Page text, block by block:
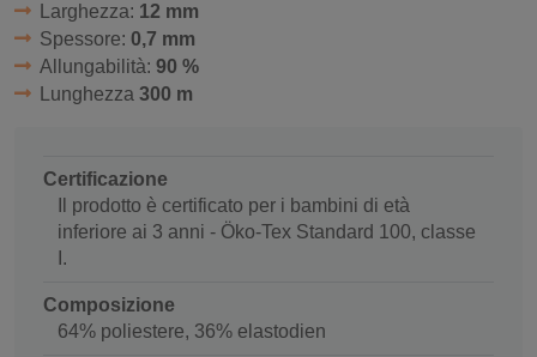
Larghezza: 12 mm
Spessore: 0,7 mm
Allungabilità: 90 %
Lunghezza 300 m
Certificazione
Il prodotto è certificato per i bambini di età
inferiore ai 3 anni - Öko-Tex Standard 100, classe
I.
Composizione
64% poliestere, 36% elastodien